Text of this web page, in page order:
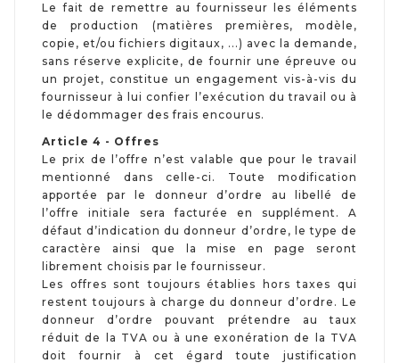
Le fait de remettre au fournisseur les éléments
de production (matières premières, modèle,
copie, et/ou fichiers digitaux, ...) avec la demande,
sans réserve explicite, de fournir une épreuve ou
un projet, constitue un engagement vis-à-vis du
fournisseur à lui confier l’exécution du travail ou à
le dédommager des frais encourus.
Article 4 - Offres
Le prix de l’offre n’est valable que pour le travail
mentionné dans celle-ci. Toute modification
apportée par le donneur d’ordre au libellé de
l’offre initiale sera facturée en supplément. A
défaut d’indication du donneur d’ordre, le type de
caractère ainsi que la mise en page seront
librement choisis par le fournisseur.
Les offres sont toujours établies hors taxes qui
restent toujours à charge du donneur d’ordre. Le
donneur d’ordre pouvant prétendre au taux
réduit de la TVA ou à une exonération de la TVA
doit fournir à cet égard toute justification